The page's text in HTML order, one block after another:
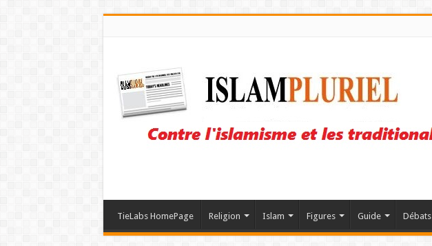
TieLabs HomePage Religion Islam Figures Guide Débats